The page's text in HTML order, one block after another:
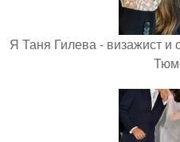
Я Таня Гилева - визажист и